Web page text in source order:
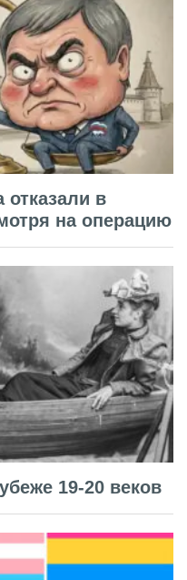
отказали в
на операцию
19-20 веков